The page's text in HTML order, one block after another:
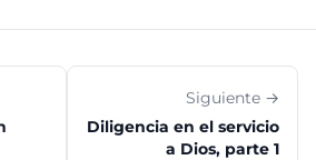
Siguiente →
Diligencia en el servicio
a Dios, parte 1